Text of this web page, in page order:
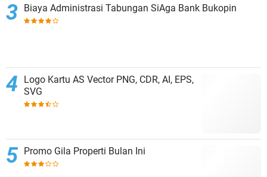
Biaya Administrasi Tabungan SiAga Bank Bukopin
Logo Kartu AS Vector PNG, CDR, AI, EPS,
SVG
Promo Gila Properti Bulan Ini